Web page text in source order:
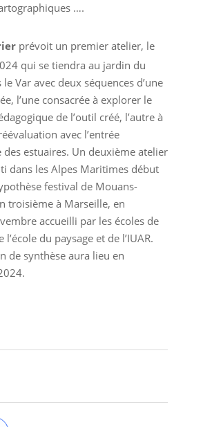
….
prévoit un premier atelier, le
qui se tiendra au jardin du
le Var avec deux séquences d’une
l’une consacrée à explorer le
de l’outil créé, l’autre à
avec l’entrée
estuaires. Un deuxième atelier
dans les Alpes Maritimes début
festival de Mouans-
troisième à Marseille, en
accueilli par les écoles de
l’école du paysage et de l’IUAR.
de synthèse aura lieu en